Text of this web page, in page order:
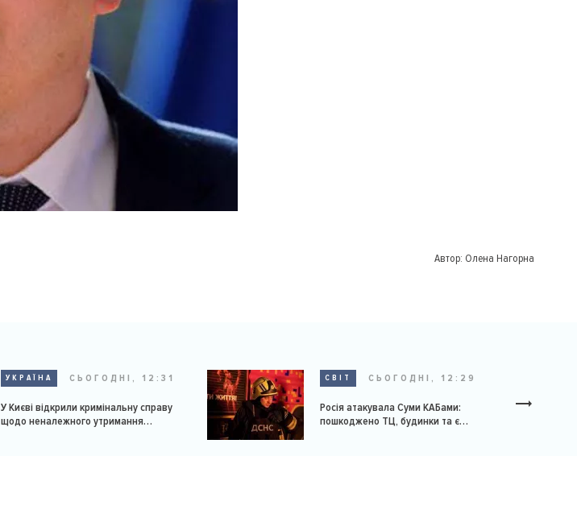
Автор: Олена Нагорна
УКРАЇНА СЬОГОДНІ, 12:31
У Києві відкрили кримінальну справу
щодо неналежного утримання
СВІТ СЬОГОДНІ, 12:29
Росія атакувала Суми КАБами:
пошкоджено ТЦ, будинки та є